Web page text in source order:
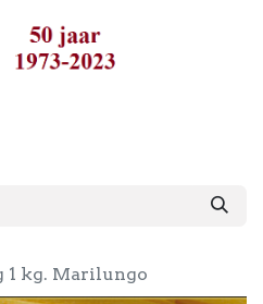
1 kg. Marilungo